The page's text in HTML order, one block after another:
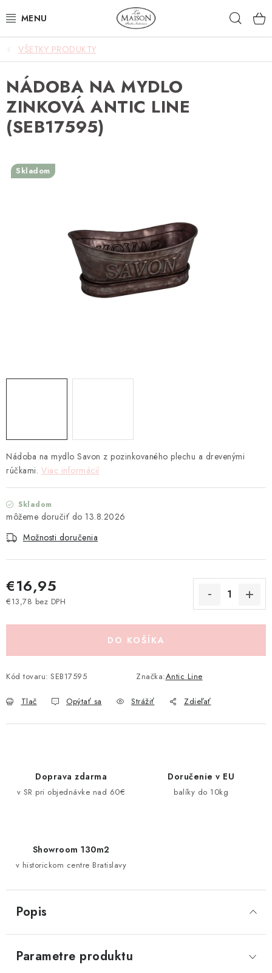
na
NOVINKY
AKCIA
ZÁHRADA
SVIETIDLÁ
ZNAČKY
Ako nakupovať
Podmienky ochrany osobných údajov
Návod na údržbu nábytku
VŠETKY PRODUKTY
Nádoba na mydlo Savon z pozinkovaného plechu a drevenými
rúčkami. Viac informácií
Skladom
13.8.2026
Možnosti doručenia
€16,95
€13,78 bez DPH
DO KOŠÍKA
Kód tovaru: SEB17595 Značka:Antic Line
Tlač Opýtať sa Strážiť Zdieľať
NÁDOBA NA MYDLO
ZINKOVÁ ANTIC LINE
(SEB17595)
Skladom
Doprava zdarma
v SR pri objednávke nad 60€
Doručenie v EU
balíky do 10kg
Showroom 130m2
v historickom centre Bratislavy
Popis
Parametre produktu